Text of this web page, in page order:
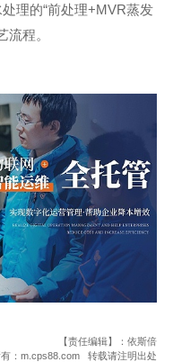
理的“前处理+MVR蒸发
流程。
【责任编辑】：依斯倍
有：m.cps88.com 转载请注明出处